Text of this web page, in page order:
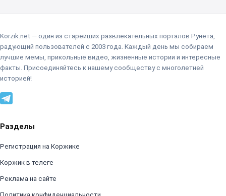
Korzik.net — один из старейших развлекательных порталов Рунета,
радующий пользователей с 2003 года. Каждый день мы собираем
лучшие мемы, прикольные видео, жизненные истории и интересные
факты. Присоединяйтесь к нашему сообществу с многолетней
историей!
Разделы
Регистрация на Коржике
Коржик в телеге
Реклама на сайте